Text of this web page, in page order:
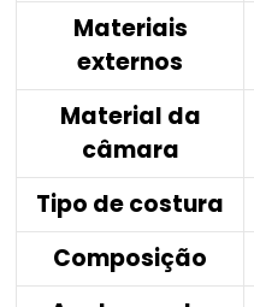
Materiais
externos
Material da
câmara
Tipo de costura
Composição